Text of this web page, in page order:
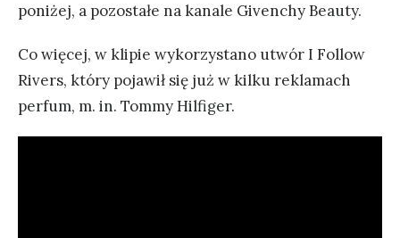
poniżej, a pozostałe na kanale Givenchy Beauty.
Co więcej, w klipie wykorzystano utwór I Follow
Rivers, który pojawił się już w kilku reklamach
perfum, m. in. Tommy Hilfiger.